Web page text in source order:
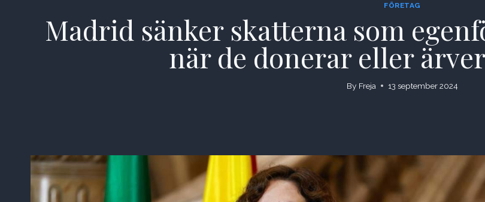
FÖRETAG
Madrid sänker skatterna som
när de donerar eller
By Freja 13 september 2024